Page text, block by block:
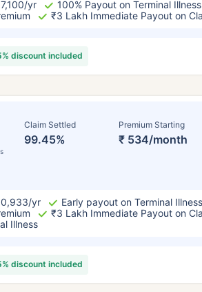
yr
100% Payout on Terminal Illness
₹3 Lakh Immediate Payout on
discount included
Claim Settled
99.45%
Premium Starting
₹ 534/month
yr
Early payout on Terminal Illness
₹3 Lakh Immediate Payout on
Illness
discount included